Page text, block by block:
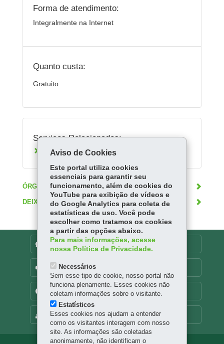
Forma de atendimento:
Integralmente na Internet
Quanto custa:
Gratuito
Serviços Relacionados:
Consultar a malha rodoviária do Paraná
ÓRGÃO RESPONSÁVEL
DEIXE SUA OPINIÃO
MAPA DO SITE
DENUNCIE CORRUPÇÃO
OUVIDORIA
TRANSPARÊNCIA INSTITUCIONAL
Aviso de Cookies
Este portal utiliza cookies
essenciais para garantir seu
funcionamento, além de cookies do
YouTube para exibição de vídeos e
do Google Analytics para coleta de
estatísticas de uso. Você pode
escolher como tratamos os cookies
a partir das opções abaixo.
Para mais informações, acesse
nossa Política de Privacidade.
Necessários
Sem esse tipo de cookie, nosso portal não
funciona plenamente. Esses cookies não
coletam informações sobre o visitante.
Estatísticos
Esses cookies nos ajudam a entender
como os visitantes interagem com nosso
site. As informações são coletadas
anonimamente, não identificam o